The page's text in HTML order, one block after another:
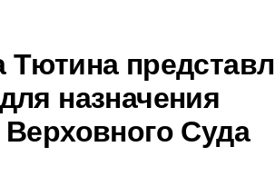
Тютина
назначения
Суда